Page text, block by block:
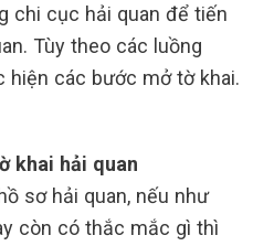
chi cục hải quan để tiến
Tùy theo các luồng
hiện các bước mở tờ khai.
khai hải quan
sơ hải quan, nếu như
còn có thắc mắc gì thì